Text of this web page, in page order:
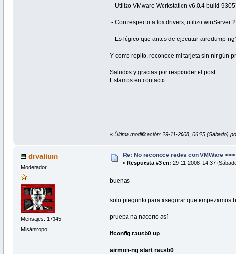
- Utilizo VMware Workstation v6.0.4 build-
- Con respecto a los drivers, utilizo winServer
- Es lógico que antes de ejecutar 'airodump-
Y como repito, reconoce mi tarjeta sin ningún
Saludos y gracias por responder el post.
Estamos en contacto...
«Última modificación: 29-11-2008, 06:25 (Sábado)
drvalium
Moderador
Mensajes: 17345
Misántropo
Re: No reconoce redes con VMWare >>>
« Respuesta #3 en: 29-11-2008, 14:37
buenas
solo pregunto para asegurar que empezamos
prueba ha hacerlo así
ifconfig rausb0 up
airmon-ng start rausb0